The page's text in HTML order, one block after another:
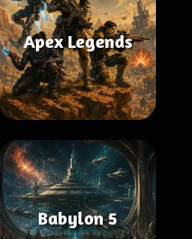
Apex Legends
Babylon 5